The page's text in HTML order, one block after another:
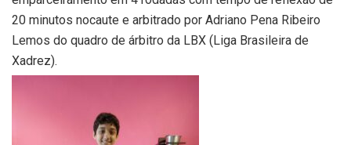
20 minutos nocaute e arbitrado por Adriano Pena Ribeiro
Lemos do quadro de árbitro da LBX (Liga Brasileira de
Xadrez).